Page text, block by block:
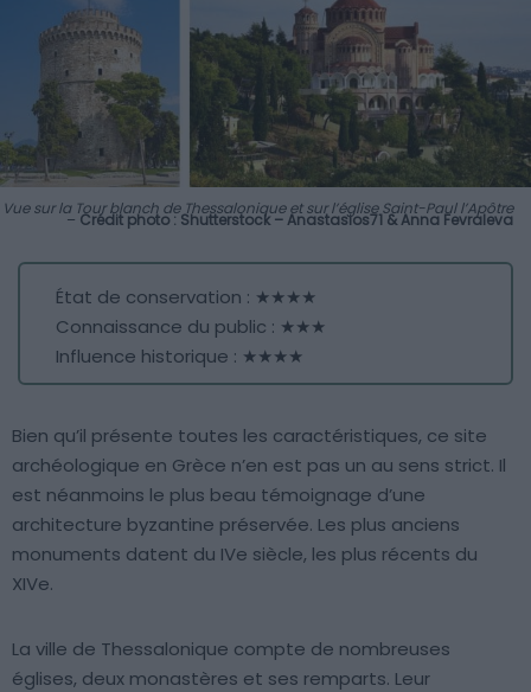
Vue sur la Tour blanch de Thessalonique et sur l’église Saint-Paul l’Apôtre
–Crédit photo : Shutterstock – Anastasios71 & Anna Fevraleva
État de conservation : ★★★★
Connaissance du public : ★★★
Influence historique : ★★★★
Bien qu’il présente toutes les caractéristiques, ce site
archéologique en Grèce n’en est pas un au sens strict. Il
est néanmoins le plus beau témoignage d’une
architecture byzantine préservée. Les plus anciens
monuments datent du IVe siècle, les plus récents du
XIVe.
La ville de Thessalonique compte de nombreuses
églises, deux monastères et ses remparts. Leur